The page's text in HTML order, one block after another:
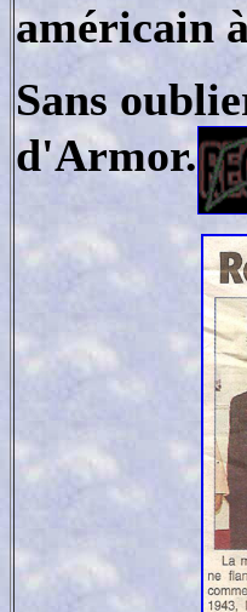
américain
Sans
d'Armor.